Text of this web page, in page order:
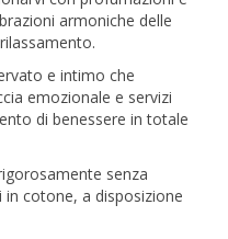
armoniche delle
e intimo che
emozionale e servizi
di benessere in totale
senza
cotone, a disposizione